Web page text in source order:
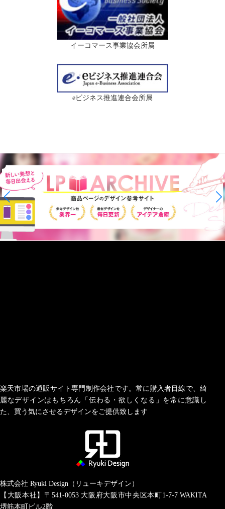
イーコマース事業協会所属
eビジネス推進連合会所属
楽天市場の通販サイト専門制作会社です。常に購入者目線で、綺
麗なデザインはもちろん「伝わる・欲しくなる」を常に意識し
た、買う気にさせるデザインをご提供致します
株式会社 Ryuki Design（リューキデザイン）
【大阪本社】〒541-0053大阪府大阪市中央区本町1-7-7 WAKITA
堺筋本町ビル2階